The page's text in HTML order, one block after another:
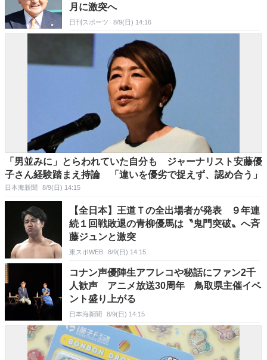
月に激突へ
日刊スポーツ 8/9(日) 14:16
「男並みに」とらわれていた自分も ジャーナリスト安藤優
子さん経験踏まえ持論 「違いを優劣で捉えず、認め合う」
日本海新聞 8/9(日) 14:15
【全日本】王道Ｔの全出場者が発表 ９年連
続１回戦敗退の青柳優馬は〝鬼門突破〟へ斉
藤ジュンと激突
東スポWEB 8/9(日) 14:15
コナン声優陣生アフレコや秘話にファン2千
人歓声 アニメ放送30周年 鳥取県主催イベ
ント盛り上がる
日本海新聞 8/9(日) 14:15